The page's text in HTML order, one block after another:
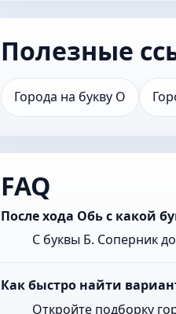
Полезные
Города на букву О
FAQ
После хода Обь с какой
С буквы Б. Соперник
Как быстро найти
Откройте подборку